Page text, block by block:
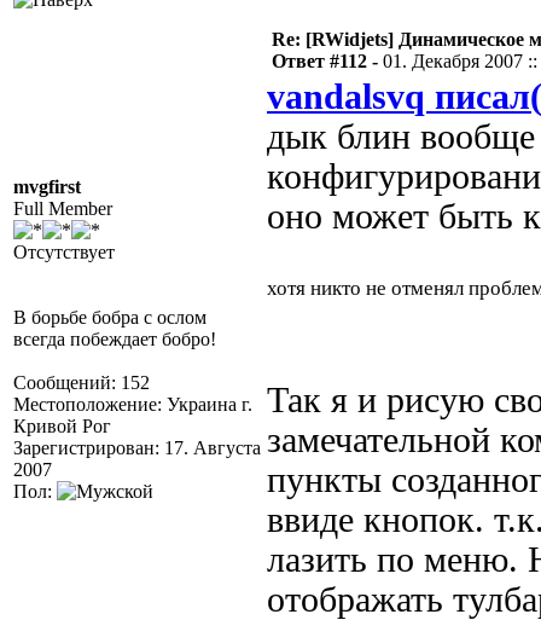
mvgfirst
Full Member
Отсутствует
В борьбе бобра с ослом
всегда побеждает бобро!
Сообщений: 152
Местоположение: Украина г.
Кривой Рог
Зарегистрирован: 17. Августа
2007
Пол:
Re: [RWidjets] Динамическое
Ответ #112 - 01. Декабря 2007
vandalsvq
дык блин вообще
оно может быть
хотя никто не отменял
Так я и рисую
замечательной
пункты
ввиде кнопок.
лазить по меню.
отображать